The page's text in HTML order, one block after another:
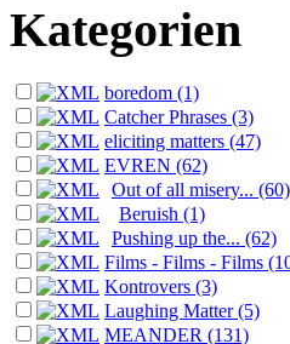
Kategorien
boredom (1)
Catcher Phrases (3)
eliciting matters (47)
EVREN (62)
Out of all misery... (60)
Beruish (1)
Pushing up the... (62)
Films - Films - Films
Kontrovers (3)
Laughing Matter (5)
MEANDER (131)